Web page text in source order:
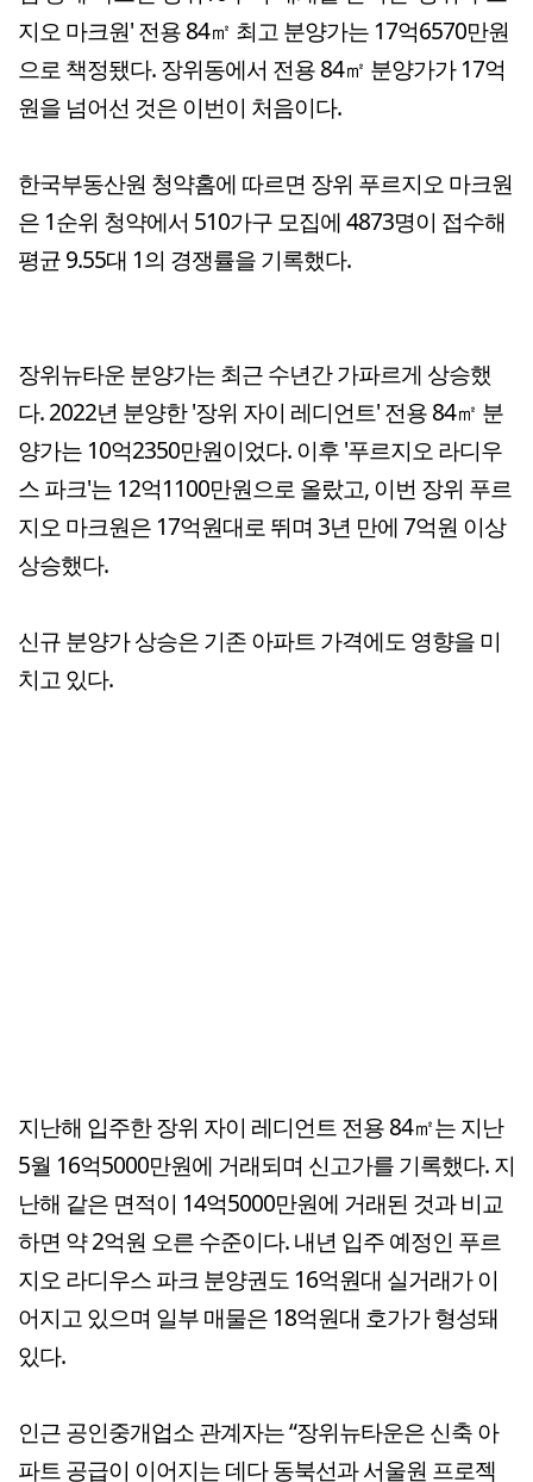
지오 마크원' 전용 84㎡ 최고 분양가는 17억6570만원
으로 책정됐다. 장위동에서 전용 84㎡ 분양가가 17억
원을 넘어선 것은 이번이 처음이다.
한국부동산원 청약홈에 따르면 장위 푸르지오 마크원
은 1순위 청약에서 510가구 모집에 4873명이 접수해
평균 9.55대 1의 경쟁률을 기록했다.
장위뉴타운 분양가는 최근 수년간 가파르게 상승했
다. 2022년 분양한 '장위 자이 레디언트' 전용 84㎡ 분
양가는 10억2350만원이었다. 이후 '푸르지오 라디우
스 파크'는 12억1100만원으로 올랐고, 이번 장위 푸르
지오 마크원은 17억원대로 뛰며 3년 만에 7억원 이상
상승했다.
신규 분양가 상승은 기존 아파트 가격에도 영향을 미
치고 있다.
지난해 입주한 장위 자이 레디언트 전용 84㎡는 지난
5월 16억5000만원에 거래되며 신고가를 기록했다. 지
난해 같은 면적이 14억5000만원에 거래된 것과 비교
하면 약 2억원 오른 수준이다. 내년 입주 예정인 푸르
지오 라디우스 파크 분양권도 16억원대 실거래가 이
어지고 있으며 일부 매물은 18억원대 호가가 형성돼
있다.
인근 공인중개업소 관계자는 “장위뉴타운은 신축 아
파트 공급이 이어지는 데다 동북선과 서울원 프로젝